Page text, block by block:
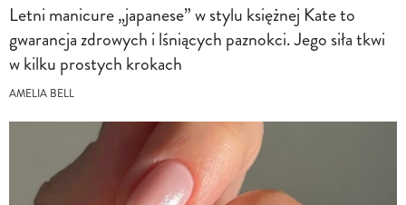
Letni manicure „japanese” w stylu księżnej Kate to
gwarancja zdrowych i lśniących paznokci. Jego siła tkwi
w kilku prostych krokach
AMELIA BELL